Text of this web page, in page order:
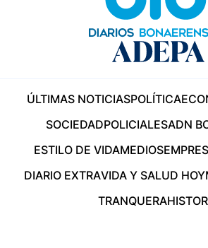
ÚLTIMAS NOTICIASPOLÍTICA
SOCIEDADPOLICIALESADN
ESTILO DE VIDAMEDIOS
DIARIO EXTRAVIDA Y SALUD HOY
TRANQUERA